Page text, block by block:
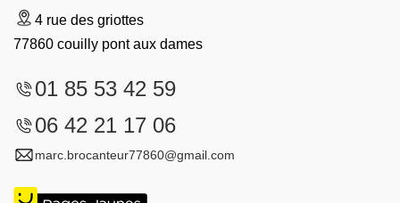
4 rue des griottes
77860 couilly pont aux dames
01 85 53 42 59
06 42 21 17 06
marc.brocanteur77860@gmail.com